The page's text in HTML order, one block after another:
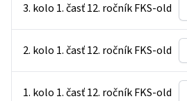
3. kolo 1. časť 12. ročník FKS-old
2. kolo 1. časť 12. ročník FKS-old
1. kolo 1. časť 12. ročník FKS-old